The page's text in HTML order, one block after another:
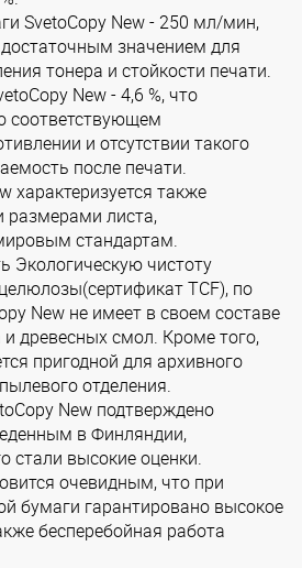
SvetoCopy New - 250 мл/мин,
значением для
тонера и стойкости печати.
New - 4,6 %, что
соответствующем
и отсутствии такого
после печати.
характеризуется также
листа,
стандартам.
Экологическую чистоту
TCF), по
New не имеет в своем составе
и древесных смол. Кроме того,
пригодной для архивного
отделения.
New подтверждено
в Финляндии,
стали высокие оценки.
очевидным, что при
бумаги гарантировано высокое
бесперебойная работа